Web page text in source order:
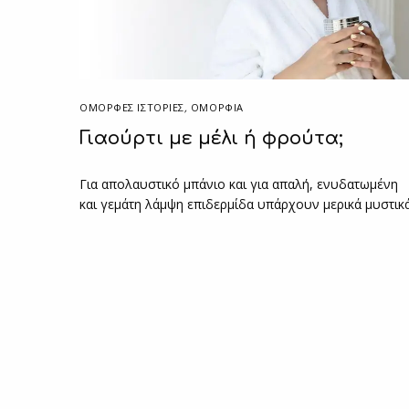
ΌΜΟΡΦΕΣ ΙΣΤΟΡΊΕΣ, ΟΜΟΡΦΙΑ
Γιαούρτι με μέλι ή φρούτα;
Για απολαυστικό μπάνιο και για απαλή, ενυδατωμένη
και γεμάτη λάμψη επιδερμίδα υπάρχουν μερικά